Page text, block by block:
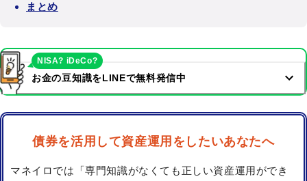
まとめ
お金の豆知識をLINEで無料発信中
NISA? iDeCo?
債券を活用して資産運用をしたいあなたへ
マネイロでは「専門知識がなくても正しい資産運用ができ